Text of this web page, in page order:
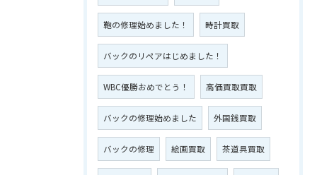
鞄の修理始めました！ 時計買取
バックのリペアはじめました！
WBC優勝おめでとう！ 高価買取買取
バックの修理始めました 外国銭買取
バックの修理 絵画買取 茶道具買取